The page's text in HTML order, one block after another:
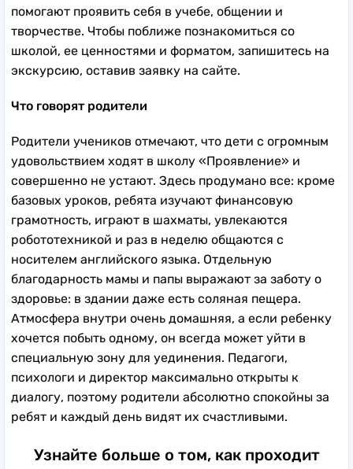
помогают проявить себя в учебе, общении и
творчестве. Чтобы поближе познакомиться со
школой, ее ценностями и форматом, запишитесь на
экскурсию, оставив заявку на сайте.
Что говорят родители
Родители учеников отмечают, что дети с огромным
удовольствием ходят в школу «Проявление» и
совершенно не устают. Здесь продумано все: кроме
базовых уроков, ребята изучают финансовую
грамотность, играют в шахматы, увлекаются
робототехникой и раз в неделю общаются с
носителем английского языка. Отдельную
благодарность мамы и папы выражают за заботу о
здоровье: в здании даже есть соляная пещера.
Атмосфера внутри очень домашняя, а если ребенку
хочется побыть одному, он всегда может уйти в
специальную зону для уединения. Педагоги,
психологи и директор максимально открыты к
диалогу, поэтому родители абсолютно спокойны за
ребят и каждый день видят их счастливыми.
Узнайте больше о том, как проходит